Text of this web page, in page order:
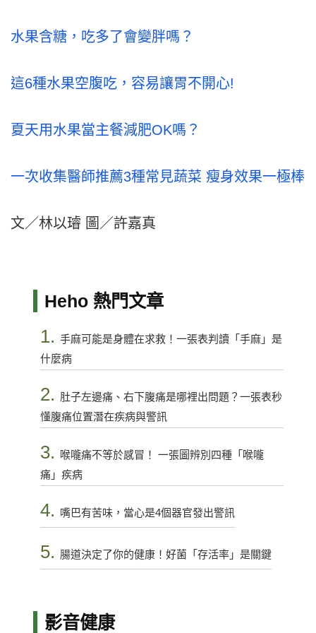
水果含糖，吃多了會變胖嗎？
這6種水果空腹吃，容易讓胃不開心!
夏天用水果當主餐減肥OK嗎？
一次收集醫師推薦3種常見蔬菜 瘦身效果一極棒
文／林以璿 圖／許嘉真
Heho 熱門文章
1. 手麻可能是身體在求救！一張表判讀「手麻」是
什麼病
2. 肚子左邊痛、右下腹痛是哪裡出問題？一張表秒
懂腹痛位置潛在疾病與警訊
3.
喉嚨痛不等於感冒！ 一張圖辨別四種「喉嚨
痛」疾病
4. 嘴巴有苦味，當心是4個器官發出警訊
5. 腸道決定了你的健康！好菌「存活率」是關鍵
影音健康